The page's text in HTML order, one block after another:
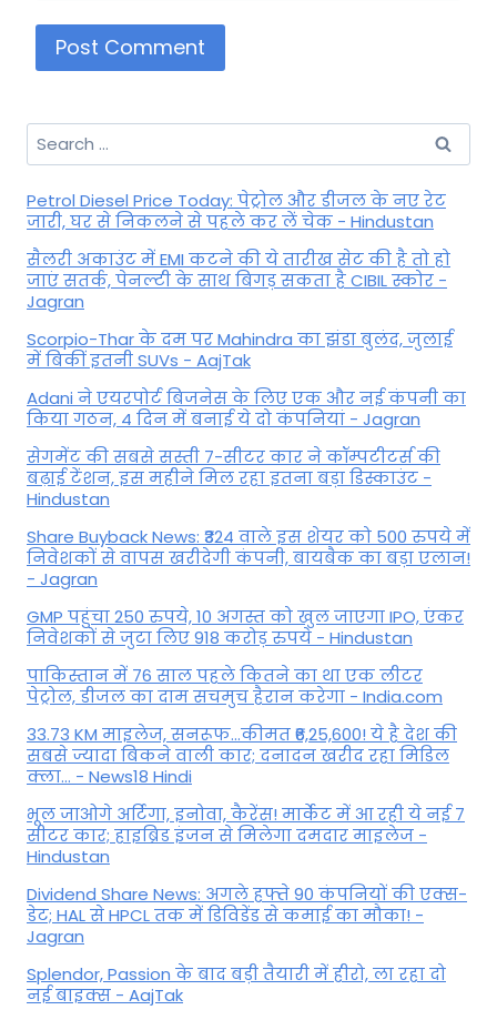
Search
for:
Petrol Diesel Price Today: पेट्रोल और डीजल के नए रेट
जारी, घर से निकलने से पहले कर लें चेक - Hindustan
सैलरी अकाउंट में EMI कटने की ये तारीख सेट की है तो हो
जाएं सतर्क, पेनल्टी के साथ बिगड़ सकता है CIBIL स्कोर -
Jagran
Scorpio-Thar के दम पर Mahindra का झंडा बुलंद, जुलाई
में बिकीं इतनी SUVs - AajTak
Adani ने एयरपोर्ट बिजनेस के लिए एक और नई कंपनी का
किया गठन, 4 दिन में बनाई ये दो कंपनियां - Jagran
सेगमेंट की सबसे सस्ती 7-सीटर कार ने कॉम्पटीटर्स की
बढ़ाई टेंशन, इस महीने मिल रहा इतना बड़ा डिस्काउंट -
Hindustan
Share Buyback News: ₹324 वाले इस शेयर को 500 रुपये में
निवेशकों से वापस खरीदेगी कंपनी, बायबैक का बड़ा एलान!
- Jagran
GMP पहुंचा 250 रुपये, 10 अगस्त को खुल जाएगा IPO, एंकर
निवेशकों से जुटा लिए 918 करोड़ रुपये - Hindustan
पाकिस्तान में 76 साल पहले कितने का था एक लीटर
पेट्रोल, डीजल का दाम सचमुच हैरान करेगा - India.com
33.73 KM माइलेज, सनरूफ...कीमत ₹6,25,600! ये है देश की
सबसे ज्यादा बिकने वाली कार; दनादन खरीद रहा मिडिल
क्ला... - News18 Hindi
भूल जाओगे अर्टिगा, इनोवा, कैरेंस! मार्केट में आ रही ये नई 7
सीटर कार; हाइब्रिड इंजन से मिलेगा दमदार माइलेज -
Hindustan
Dividend Share News: अगले हफ्ते 90 कंपनियों की एक्स-
डेट; HAL से HPCL तक में डिविडेंड से कमाई का मौका! -
Jagran
Splendor, Passion के बाद बड़ी तैयारी में हीरो, ला रहा दो
नई बाइक्स - AajTak